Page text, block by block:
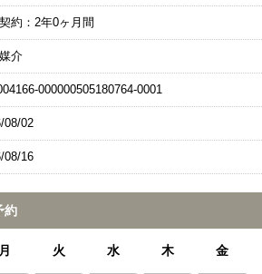
約：2年0ヶ月間
介
000000505180764-0001
08/02
08/16
約
月 火 水 木 金